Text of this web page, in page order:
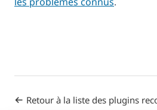
Retour à la liste des plugins